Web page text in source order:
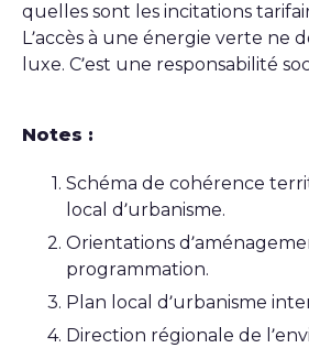
quelles sont les incitations
L’accès à une énergie verte ne
luxe. C’est une responsabilité
Notes :
Schéma de cohérence
local d’urbanisme.
Orientations
programmation.
Plan local d’urbanisme
Direction régionale de